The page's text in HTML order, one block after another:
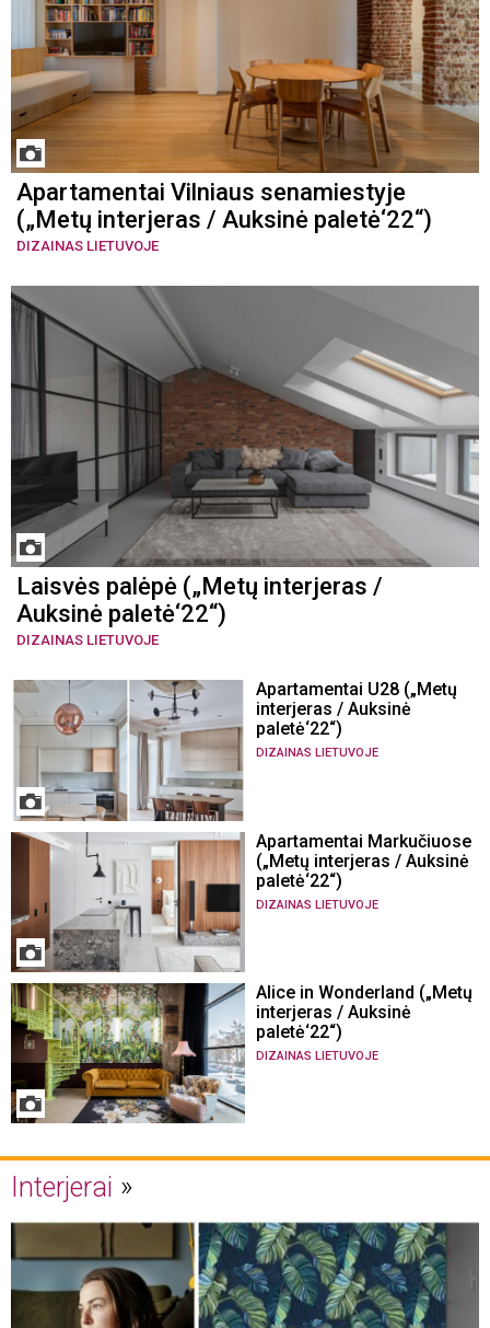
Apartamentai Vilniaus senamiestyje
(„Metų interjeras / Auksinė paletė‘22“)
DIZAINAS LIETUVOJE
Laisvės palėpė („Metų interjeras /
Auksinė paletė‘22“)
DIZAINAS LIETUVOJE
Apartamentai U28 („Metų
interjeras / Auksinė
paletė‘22“)
DIZAINAS LIETUVOJE
Apartamentai Markučiuose
(„Metų interjeras / Auksinė
paletė‘22“)
DIZAINAS LIETUVOJE
Alice in Wonderland („Metų
interjeras / Auksinė
paletė‘22“)
DIZAINAS LIETUVOJE
Interjerai